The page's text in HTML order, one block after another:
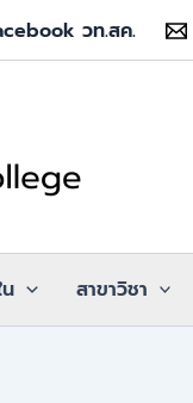
วท.สค.
สาขาวิชา